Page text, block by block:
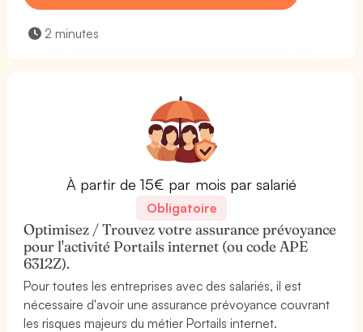
2 minutes
À partir de 15€ par mois par salarié
Obligatoire
Optimisez / Trouvez votre assurance prévoyance
pour l'activité Portails internet (ou code APE
6312Z).
Pour toutes les entreprises avec des salariés, il est
nécessaire d'avoir une assurance prévoyance couvrant
les risques majeurs du métier Portails internet.